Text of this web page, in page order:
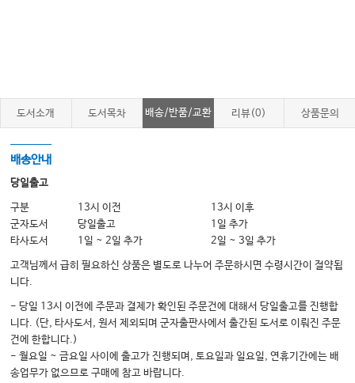
도서소개 도서목차 배송/반품/교환 리뷰(0) 상품문의
배송안내
당일출고
구분 13시 이전
13시 이후
군자도서
당일출고
1일 추가
타사도서
1일 ~ 2일 추가 2일 ~ 3일 추가
고객님께서 급히 필요하신 상품은 별도로 나누어 주문하시면 수령시간이 절약됩
니다.
- 당일 13시 이전에 주문과 결제가 확인된 주문건에 대해서 당일출고를 진행합
니다. (단, 타사도서, 원서 제외되며 군자출판사에서 출간된 도서로 이뤄진 주문
건에 한합니다.)
- 월요일 ~ 금요일 사이에 출고가 진행되며, 토요일과 일요일, 연휴기간에는 배
송업무가 없으므로 구매에 참고 바랍니다.